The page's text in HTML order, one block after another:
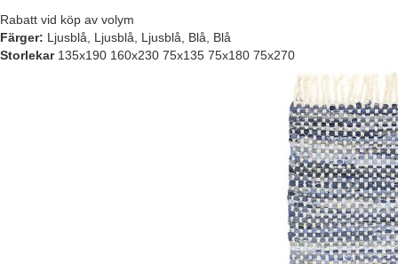
Rabatt vid köp av volym
Färger: Ljusblå, Ljusblå, Ljusblå, Blå, Blå
Storlekar135x190 160x230 75x135 75x180 75x270